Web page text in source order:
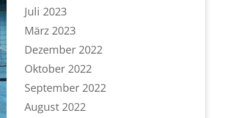
Juli 2023
März 2023
Dezember 2022
Oktober 2022
September 2022
August 2022